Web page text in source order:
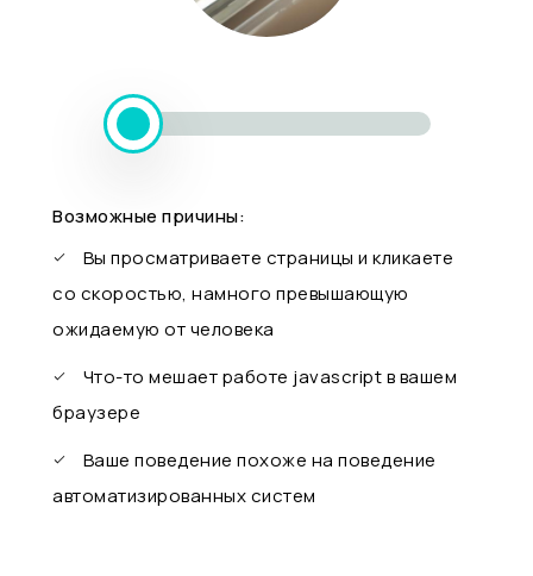
Возможные причины:
Вы просматриваете страницы и кликаете
со скоростью, намного превышающую
ожидаемую от человека
Что-то мешает работе javascript в вашем
браузере
Ваше поведение похоже на поведение
автоматизированных систем